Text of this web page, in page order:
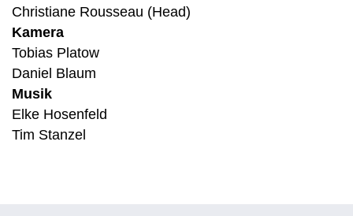
Christiane Rousseau (Head)
Kamera
Tobias Platow
Daniel Blaum
Musik
Elke Hosenfeld
Tim Stanzel